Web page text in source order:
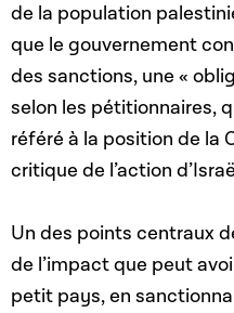
de la population
que le gouvernement
des sanctions, une «
selon les pétitionnaires,
référé à la position de la
critique de l’action
Un des points centraux
de l’impact que peut
petit pays, en